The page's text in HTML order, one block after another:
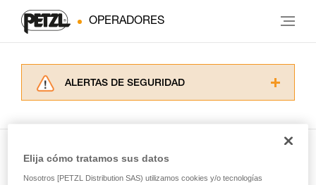
OPERADORES
ALERTAS DE SEGURIDAD
Dominar estas técnicas requiere una formación
Ver todas las técnicas
Elija cómo tratamos sus datos
Nosotros [PETZL Distribution SAS) utilizamos cookies y/o tecnologías